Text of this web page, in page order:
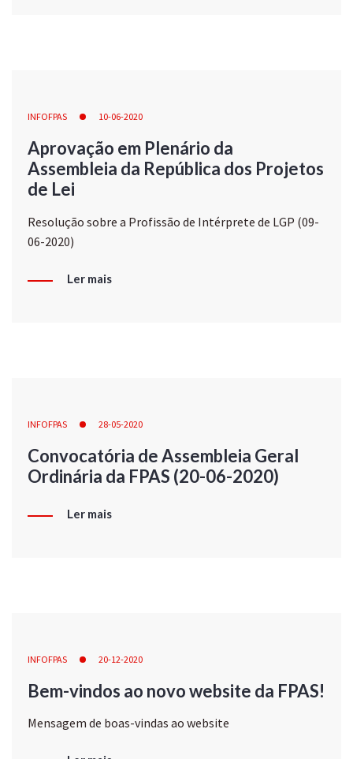
INFOFPAS 10-06-2020
Aprovação em Plenário da
Assembleia da República dos Projetos
de Lei
Resolução sobre a Profissão de Intérprete de LGP (09-
06-2020)
Ler mais
INFOFPAS 28-05-2020
Convocatória de Assembleia Geral
Ordinária da FPAS (20-06-2020)
Ler mais
INFOFPAS 20-12-2020
Bem-vindos ao novo website da FPAS!
Mensagem de boas-vindas ao website